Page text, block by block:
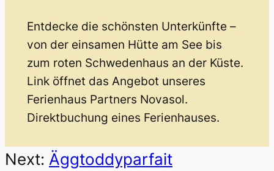
Entdecke die schönsten Unterkünfte –
von der einsamen Hütte am See bis
zum roten Schwedenhaus an der Küste.
Link öffnet das Angebot unseres
Ferienhaus Partners Novasol.
Direktbuchung eines Ferienhauses.
Next: Äggtoddyparfait